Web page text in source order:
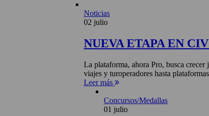
Noticias
02 julio
NUEVA ETAPA EN
La plataforma, ahora Pro, busca
viajes y turoperadores hasta
Leer más
Concursos/Medallas
01 julio